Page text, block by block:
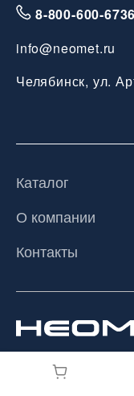
8-800-600-6736
info@neomet.ru
Челябинск, ул.
Каталог
О компании
Контакты
© 2026 ООО «Неомет»,